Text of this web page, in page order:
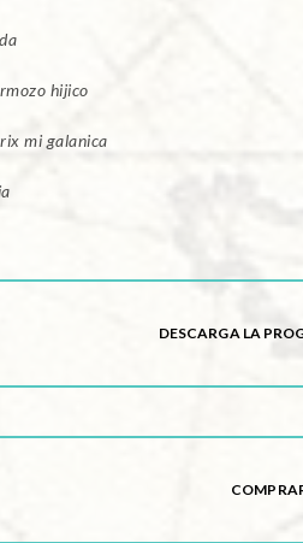
hijico
mi galanica
DESCARGA LA